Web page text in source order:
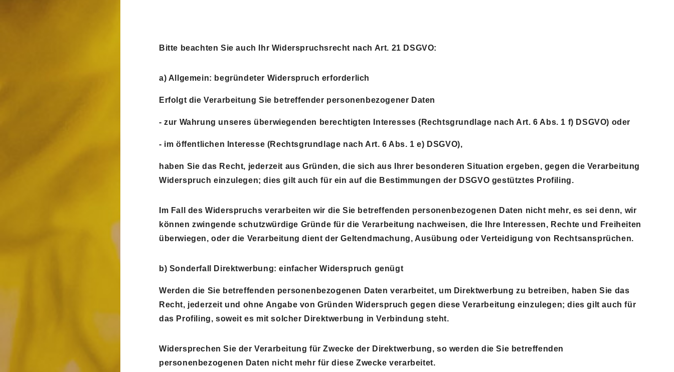
Bitte beachten Sie auch Ihr Widerspruchsrecht nach Art. 21 DSGVO:
a) Allgemein: begründeter Widerspruch erforderlich
Erfolgt die Verarbeitung Sie betreffender personenbezogener Daten
- zur Wahrung unseres überwiegenden berechtigten Interesses (Rechtsgrundlage nach Art. 6 Abs. 1 f) DSGVO) oder
- im öffentlichen Interesse (Rechtsgrundlage nach Art. 6 Abs. 1 e) DSGVO),
haben Sie das Recht, jederzeit aus Gründen, die sich aus Ihrer besonderen Situation ergeben, gegen die Verarbeitung
Widerspruch einzulegen; dies gilt auch für ein auf die Bestimmungen der DSGVO gestütztes Profiling.
Im Fall des Widerspruchs verarbeiten wir die Sie betreffenden personenbezogenen Daten nicht mehr, es sei denn, wir
können zwingende schutzwürdige Gründe für die Verarbeitung nachweisen, die Ihre Interessen, Rechte und Freiheiten
überwiegen, oder die Verarbeitung dient der Geltendmachung, Ausübung oder Verteidigung von Rechtsansprüchen.
b) Sonderfall Direktwerbung: einfacher Widerspruch genügt
Werden die Sie betreffenden personenbezogenen Daten verarbeitet, um Direktwerbung zu betreiben, haben Sie das
Recht, jederzeit und ohne Angabe von Gründen Widerspruch gegen diese Verarbeitung einzulegen; dies gilt auch für
das Profiling, soweit es mit solcher Direktwerbung in Verbindung steht.
Widersprechen Sie der Verarbeitung für Zwecke der Direktwerbung, so werden die Sie betreffenden
personenbezogenen Daten nicht mehr für diese Zwecke verarbeitet.